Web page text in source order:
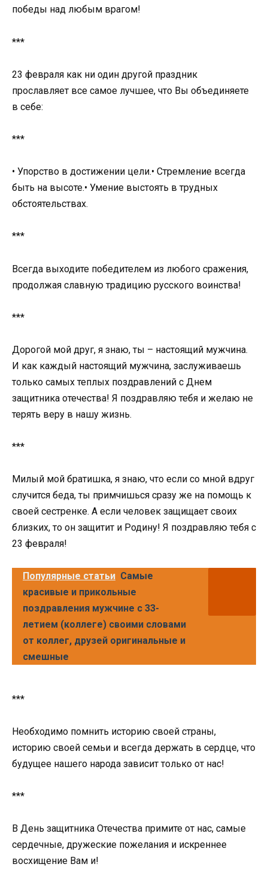
победы над любым врагом!
***
23 февраля как ни один другой праздник
прославляет все самое лучшее, что Вы объединяете
в себе:
***
• Упорство в достижении цели.• Стремление всегда
быть на высоте.• Умение выстоять в трудных
обстоятельствах.
***
Всегда выходите победителем из любого сражения,
продолжая славную традицию русского воинства!
***
Дорогой мой друг, я знаю, ты – настоящий мужчина.
И как каждый настоящий мужчина, заслуживаешь
только самых теплых поздравлений с Днем
защитника отечества! Я поздравляю тебя и желаю не
терять веру в нашу жизнь.
***
Милый мой братишка, я знаю, что если со мной вдруг
случится беда, ты примчишься сразу же на помощь к
своей сестренке. А если человек защищает своих
близких, то он защитит и Родину! Я поздравляю тебя с
23 февраля!
Популярные статьи Самые
красивые и прикольные
поздравления мужчине с 33-
летием (коллеге) своими словами
от коллег, друзей оригинальные и
смешные
***
Необходимо помнить историю своей страны,
историю своей семьи и всегда держать в сердце, что
будущее нашего народа зависит только от нас!
***
В День защитника Отечества примите от нас, самые
сердечные, дружеские пожелания и искреннее
восхищение Вам и!